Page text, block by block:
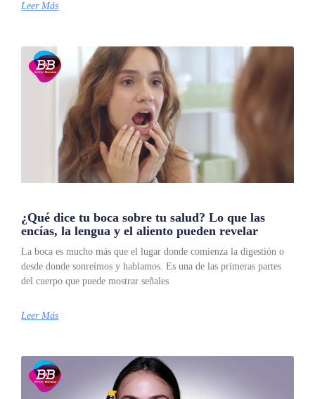
Leer Más
¿Qué dice tu boca sobre tu salud? Lo que las
encías, la lengua y el aliento pueden revelar
La boca es mucho más que el lugar donde comienza la digestión o
desde donde sonreímos y hablamos. Es una de las primeras partes
del cuerpo que puede mostrar señales
Leer Más